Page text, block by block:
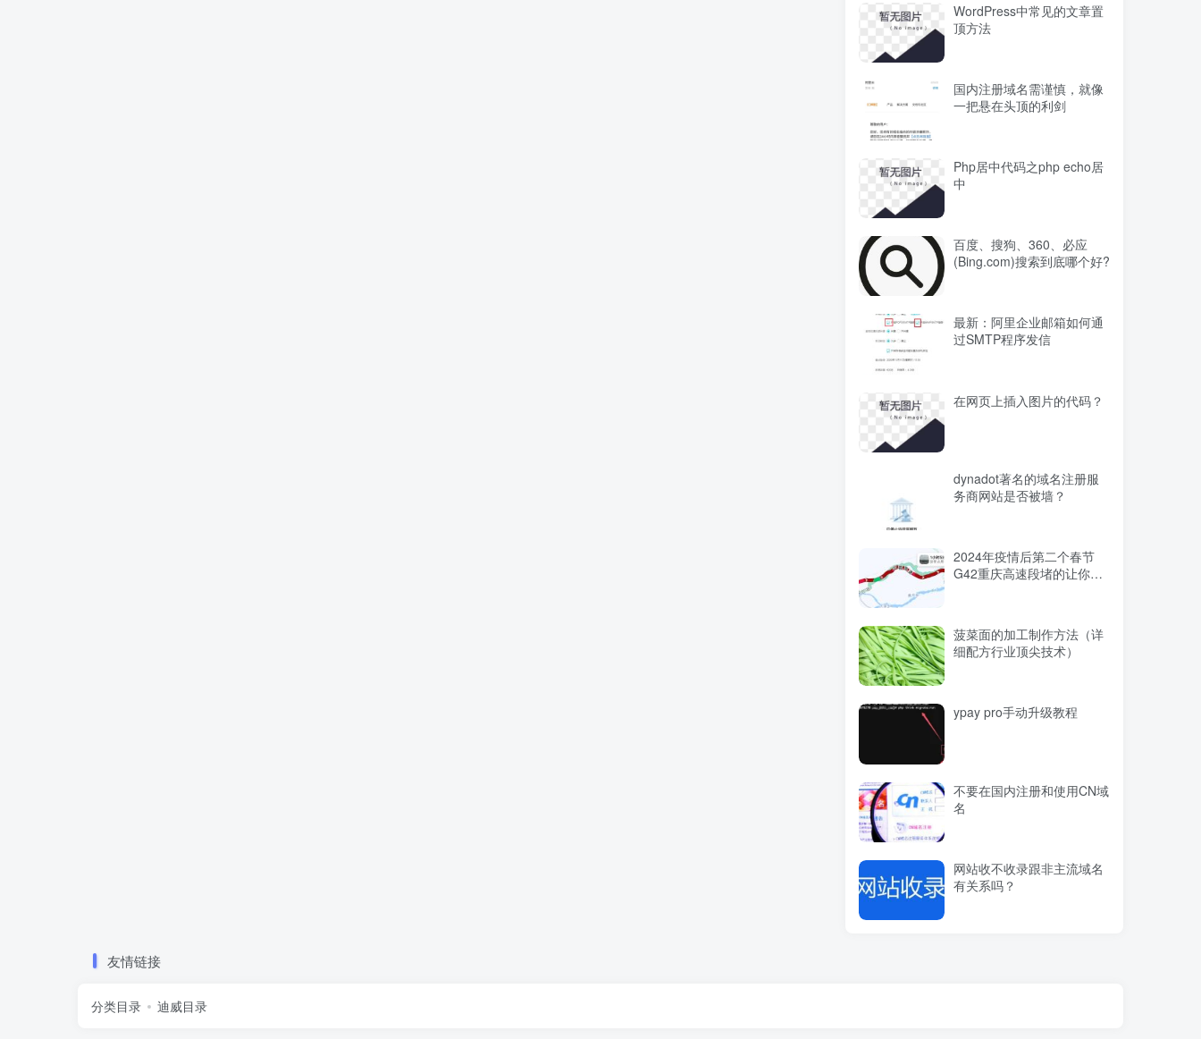
WordPress中常见的文章置
顶方法
国内注册域名需谨慎，就像
一把悬在头顶的利剑
Php居中代码之php echo居
中
百度、搜狗、360、必应
(Bing.com)搜索到底哪个好?
最新：阿里企业邮箱如何通
过SMTP程序发信
在网页上插入图片的代码？
dynadot著名的域名注册服
务商网站是否被墙？
2024年疫情后第二个春节
G42重庆高速段堵的让你怀
菠菜面的加工制作方法（详
细配方行业顶尖技术）
ypay pro手动升级教程
不要在国内注册和使用CN域
名
网站收不收录跟非主流域名
有关系吗？
友情链接
分类目录 迪威目录